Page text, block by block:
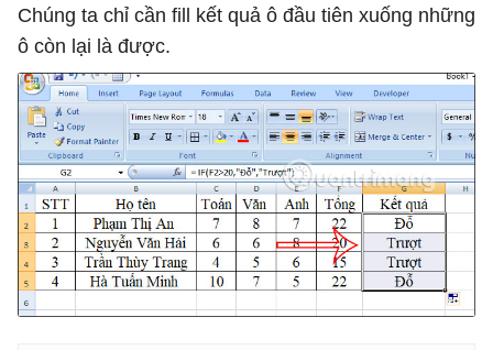
Chúng ta chỉ cần fill kết quả ô đầu tiên xuống những
ô còn lại là được.